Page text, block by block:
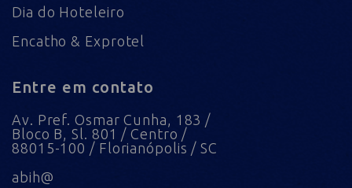
Dia do Hoteleiro
Encatho & Exprotel
Entre em contato
Av. Pref. Osmar Cunha, 183 /
Bloco B, Sl. 801 / Centro /
88015-100 / Florianópolis / SC
abih@